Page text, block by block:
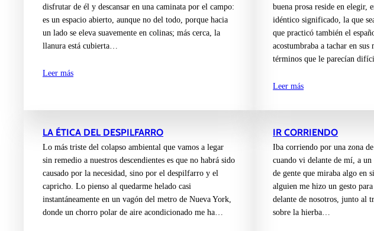
disfrutar de él y descansar en una caminata por el campo:
es un espacio abierto, aunque no del todo, porque hacia
un lado se eleva suavemente en colinas; más cerca, la
llanura está cubierta…
Leer más
buena prosa reside en elegir,
idéntico significado, la que
que practicó también el
acostumbraba a tachar en
términos que le parecían
Leer más
LA ÉTICA DEL DESPILFARRO
Lo más triste del colapso ambiental que vamos a legar
sin remedio a nuestros descendientes es que no habrá sido
causado por la necesidad, sino por el despilfarro y el
capricho. Lo pienso al quedarme helado casi
instantáneamente en un vagón del metro de Nueva York,
donde un chorro polar de aire acondicionado me ha…
IR CORRIENDO
Iba corriendo por una zona
cuando vi delante de mí, a
de gente que miraba algo en
alguien me hizo un gesto
delante de nosotros, junto al
sobre la hierba…